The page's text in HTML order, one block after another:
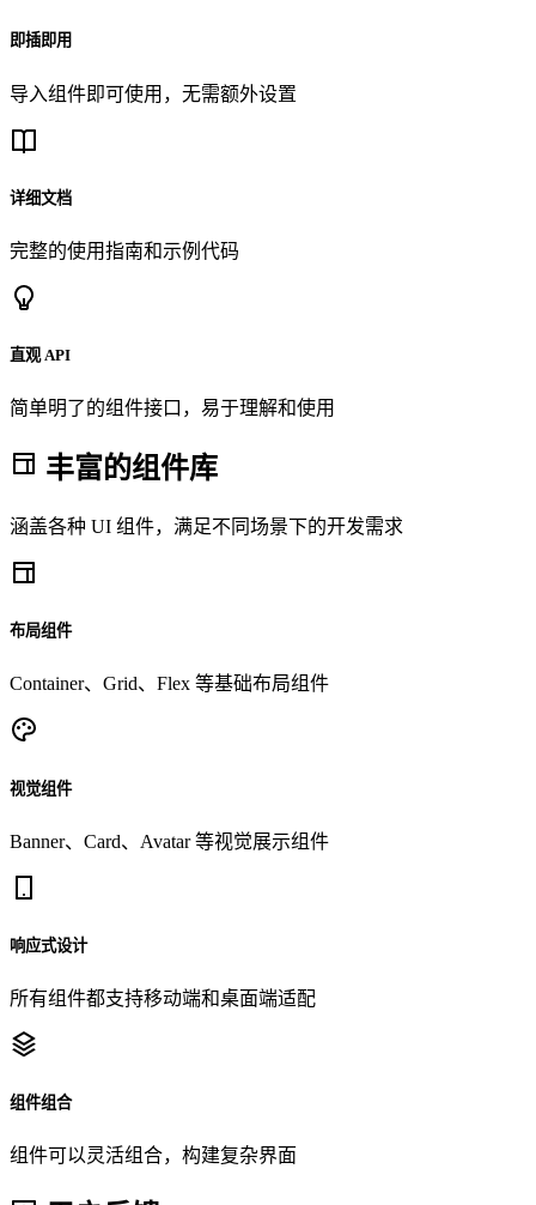
即插即用
导入组件即可使用，无需额外设置
详细文档
完整的使用指南和示例代码
直观 API
简单明了的组件接口，易于理解和使用
丰富的组件库
涵盖各种 UI 组件，满足不同场景下的开发需求
布局组件
Container、Grid、Flex 等基础布局组件
视觉组件
Banner、Card、Avatar 等视觉展示组件
响应式设计
所有组件都支持移动端和桌面端适配
组件组合
组件可以灵活组合，构建复杂界面